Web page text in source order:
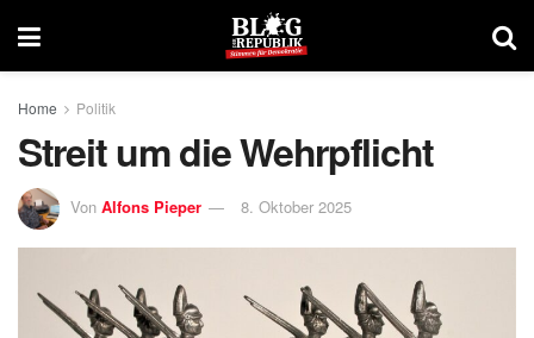
Home Politik
Streit um die Wehrpflicht
Von Alfons Pieper 8. Oktober 2025